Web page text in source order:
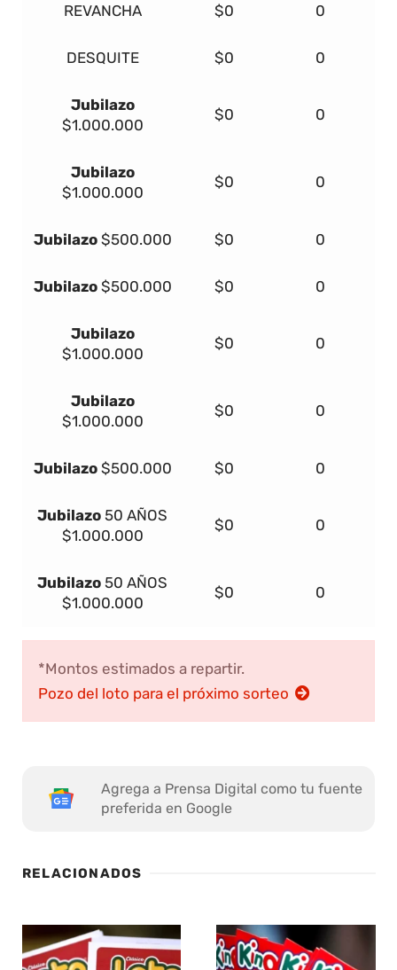
REVANCHA $0 0
DESQUITE $0 0
Jubilazo
$1.000.000
$0 0
Jubilazo
$1.000.000
$0 0
Jubilazo $500.000 $0 0
Jubilazo $500.000 $0 0
Jubilazo
$1.000.000
$0 0
Jubilazo
$1.000.000
$0 0
Jubilazo $500.000 $0 0
Jubilazo 50 AÑOS
$1.000.000
$0 0
Jubilazo 50 AÑOS
$1.000.000
$0 0
*Montos estimados a repartir.
Pozo del loto para el próximo sorteo
Agrega a Prensa Digital como tu fuente
preferida en Google
RELACIONADOS